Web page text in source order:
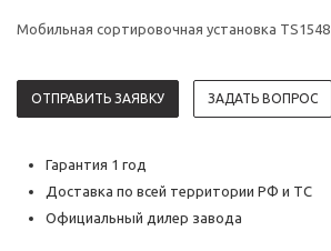
Мобильная сортировочная установка TS1548
ОТПРАВИТЬ ЗАЯВКУ ЗАДАТЬ ВОПРОС
Гарантия 1 год
Доставка по всей территории РФ и ТС
Официальный дилер завода